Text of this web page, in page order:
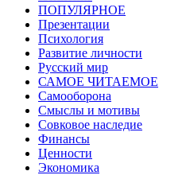
ПОПУЛЯРНОЕ
Презентации
Психология
Развитие личности
Русский мир
САМОЕ ЧИТАЕМОЕ
Самооборона
Смыслы и мотивы
Совковое наследие
Финансы
Ценности
Экономика